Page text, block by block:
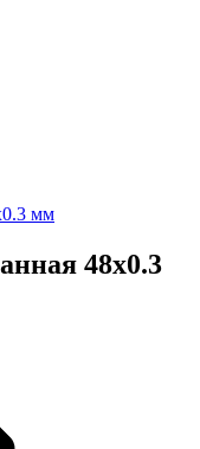
мм
48x0.3